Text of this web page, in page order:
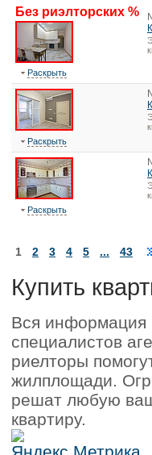
Без риэлторских %
Раскрыть
Раскрыть
Раскрыть
1 2 3 4 5 ... 43
Купить
Вся информация
специалистов
риелторы
жилплощади.
решат любую
квартиру.